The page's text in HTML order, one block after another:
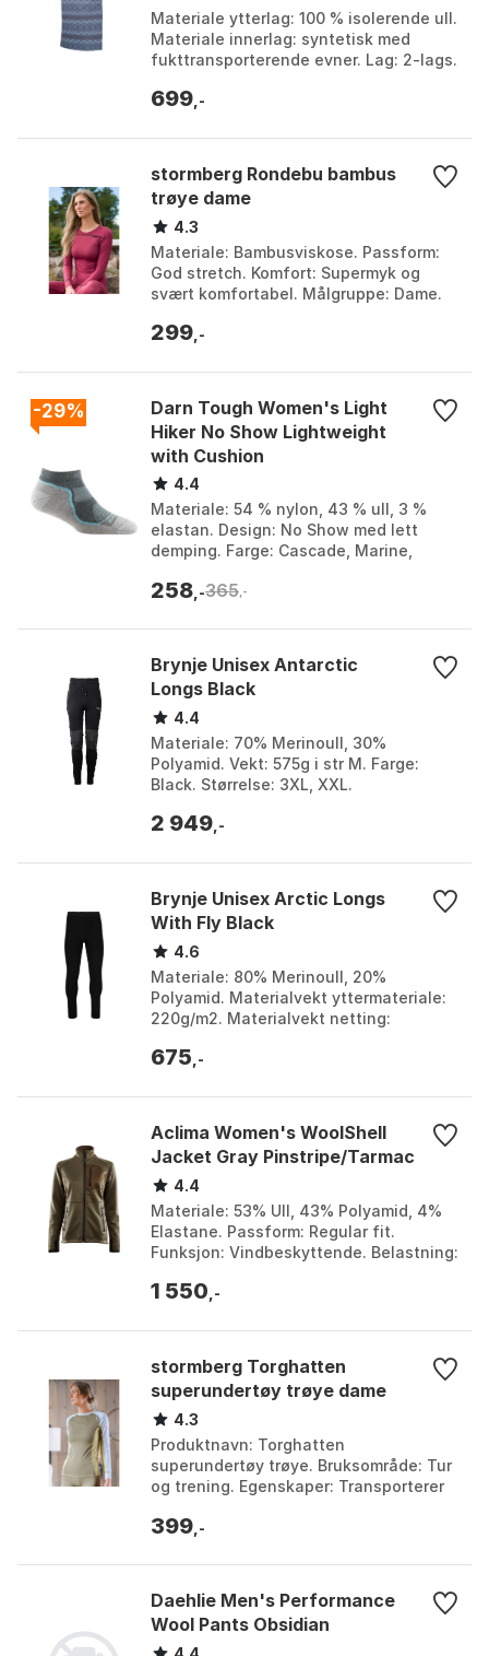
Materiale ytterlag: 100 % isolerende ull.
Materiale innerlag: syntetisk med
fukttransporterende evner. Lag: 2-lags.
varmt u...
699 ,-
stormberg Rondebu bambus
trøye dame
4.3
Materiale: Bambusviskose. Passform:
God stretch. Komfort: Supermyk og
svært komfortabel. Målgruppe: Dame.
4XL, 5XL, L, ...
299 ,-
-29%
Darn Tough Women's Light
Hiker No Show Lightweight
with Cushion
4.4
Materiale: 54 % nylon, 43 % ull, 3 %
elastan. Design: No Show med lett
demping. Farge: Cascade, Marine,
S/35-37.5.
258 ,-365 ,-
Brynje Unisex Antarctic
Longs Black
4.4
Materiale: 70% Merinoull, 30%
Polyamid. Vekt: 575g i str M. Farge:
Black. Størrelse: 3XL, XXL.
2 949 ,-
Brynje Unisex Arctic Longs
With Fly Black
4.6
Materiale: 80% Merinoull, 20%
Polyamid. Materialvekt yttermateriale:
220g/m2. Materialvekt netting:
Størrelse: XS.
675 ,-
Aclima Women's WoolShell
Jacket Gray Pinstripe/Tarmac
4.4
Materiale: 53% Ull, 43% Polyamid, 4%
Elastane. Passform: Regular fit.
Funksjon: Vindbeskyttende. Belastning:
Capers/Dark...
1 550 ,-
stormberg Torghatten
superundertøy trøye dame
4.3
Produktnavn: Torghatten
superundertøy trøye. Bruksområde: Tur
og trening. Egenskaper: Transporterer
superundertøy, egne...
399 ,-
Daehlie Men's Performance
Wool Pants Obsidian